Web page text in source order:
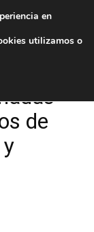
de
en
utilizamos o